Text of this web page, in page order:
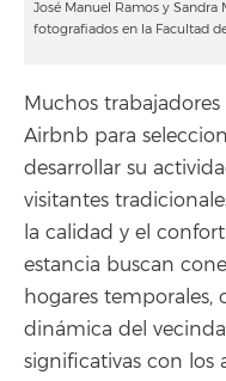
José Manuel Ramos y
fotografiados en la Facultad
Muchos
Airbnb para
desarrollar su
visitantes
la calidad y el
estancia buscan
hogares temporales,
dinámica del
significativas con los